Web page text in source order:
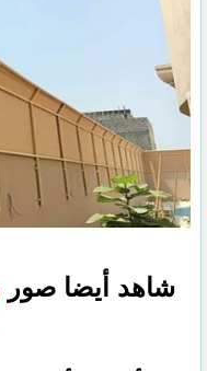
شاهد أيضا صور